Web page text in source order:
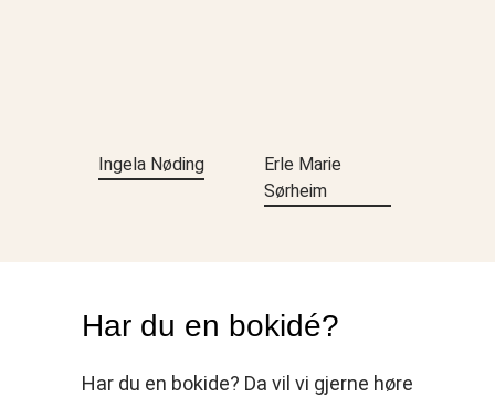
Ingela Nøding
Erle Marie
Sørheim
Har du en bokidé?
Har du en bokide? Da vil vi gjerne høre